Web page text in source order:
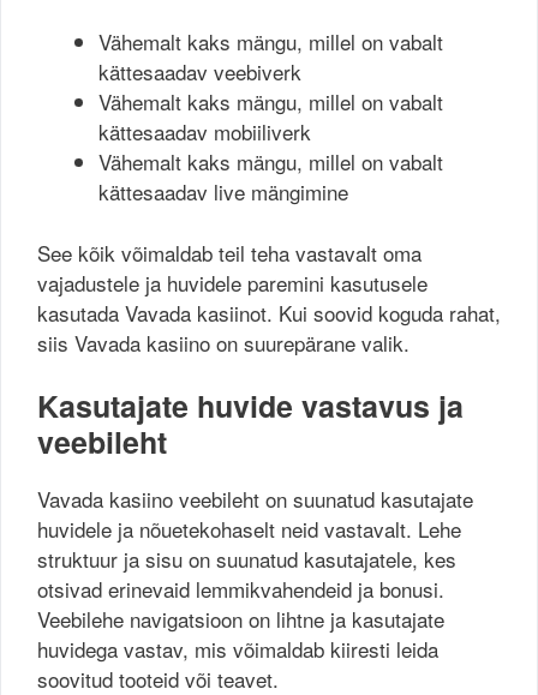
Vähemalt kaks mängu, millel on vabalt
kättesaadav veebiverk
Vähemalt kaks mängu, millel on vabalt
kättesaadav mobiiliverk
Vähemalt kaks mängu, millel on vabalt
kättesaadav live mängimine
See kõik võimaldab teil teha vastavalt oma
vajadustele ja huvidele paremini kasutusele
kasutada Vavada kasiinot. Kui soovid koguda rahat,
siis Vavada kasiino on suurepärane valik.
Kasutajate huvide vastavus ja
veebileht
Vavada kasiino veebileht on suunatud kasutajate
huvidele ja nõuetekohaselt neid vastavalt. Lehe
struktuur ja sisu on suunatud kasutajatele, kes
otsivad erinevaid lemmikvahendeid ja bonusi.
Veebilehe navigatsioon on lihtne ja kasutajate
huvidega vastav, mis võimaldab kiiresti leida
soovitud tooteid või teavet.